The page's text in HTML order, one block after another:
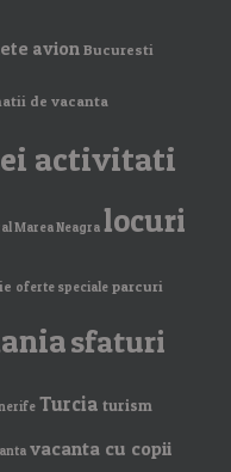
avion Bucuresti
de vacanta
activitati
Marea Neagra locuri
oferte speciale parcuri
sfaturi
Turcia turism
vacanta cu copii